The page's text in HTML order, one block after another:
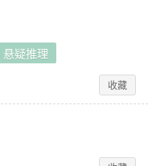
悬疑推理
收藏